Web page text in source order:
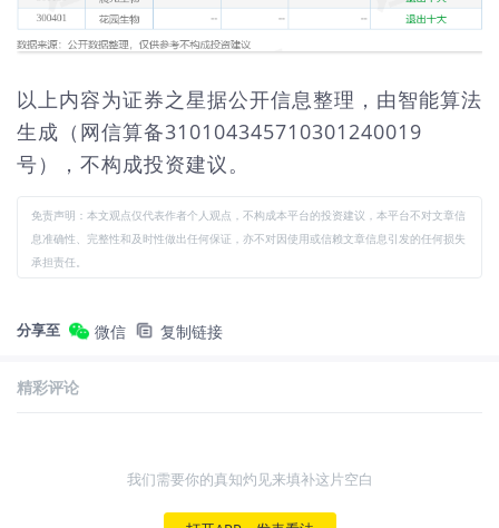
以上内容为证券之星据公开信息整理，由智能算法
生成（网信算备310104345710301240019
号），不构成投资建议。
免责声明：本文观点仅代表作者个人观点，不构成本平台的投资建议，本平台不对文章信
息准确性、完整性和及时性做出任何保证，亦不对因使用或信赖文章信息引发的任何损失
承担责任。
分享至 微信 复制链接
精彩评论
我们需要你的真知灼见来填补这片空白